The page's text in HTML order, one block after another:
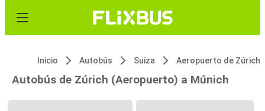
Inicio Autobús Suiza Aeropuerto de Zúrich
Autobús de Zúrich (Aeropuerto) a Múnich